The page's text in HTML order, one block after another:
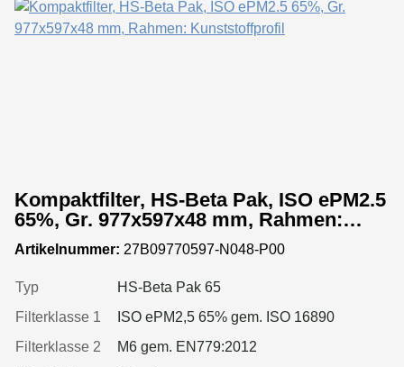
Kompaktfilter, HS-Beta Pak, ISO ePM2.5
65%, Gr. 977x597x48 mm, Rahmen:
Kunststoffprofil
Artikelnummer: 27B09770597-N048-P00
Typ
HS-Beta Pak 65
Filterklasse 1
ISO ePM2,5 65% gem. ISO 16890
Filterklasse 2
M6 gem. EN779:2012